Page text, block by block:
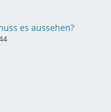
es aussehen?